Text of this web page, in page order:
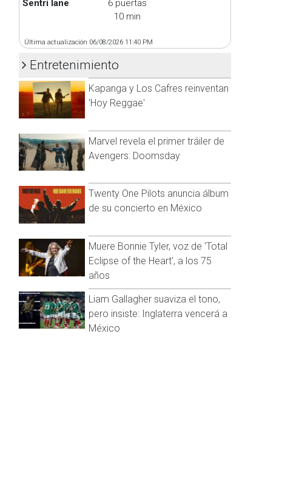
Sentri lane
6 puertas
10 min
Última actualización 06/08/2026 11:40 PM
Entretenimiento
Kapanga y Los Cafres reinventan
'Hoy Reggae'
Marvel revela el primer tráiler de
Avengers: Doomsday
Twenty One Pilots anuncia álbum
de su concierto en México
Muere Bonnie Tyler, voz de 'Total
Eclipse of the Heart', a los 75
años
Liam Gallagher suaviza el tono,
pero insiste: Inglaterra vencerá a
México